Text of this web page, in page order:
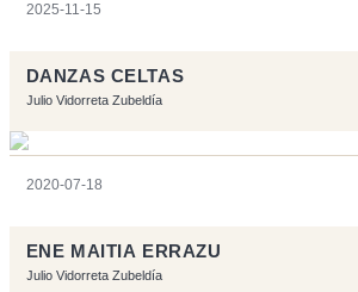
2025-11-15
DANZAS CELTAS
Julio Vidorreta Zubeldía
2020-07-18
ENE MAITIA ERRAZU
Julio Vidorreta Zubeldía